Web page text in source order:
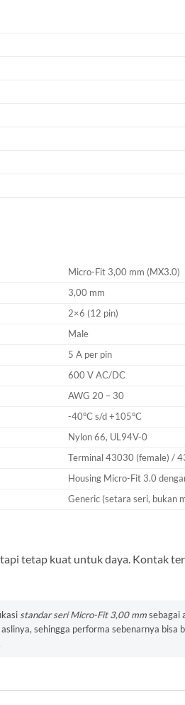
Micro-Fit 3,00 mm (MX3.0)
3,00 mm
2×6 (12 pin)
Male
5 A per pin
600 V AC/DC
AWG 20 – 30
-40°C s/d +105°C
Nylon 66, UL94V-0
Terminal 43030 (female) /
Housing Micro-Fit 3.0
Generic (setara seri, bukan
tetap kuat untuk daya. Kontak
standar seri Micro-Fit 3,00 mmsebagai
sehingga performa sebenarnya bisa